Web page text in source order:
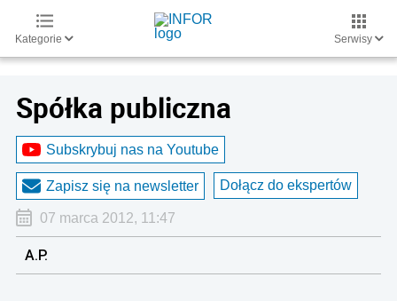
Kategorie Serwisy
Spółka publiczna
Subskrybuj nas na Youtube
Zapisz się na newsletter Dołącz do ekspertów
07 marca 2012, 11:47
A.P.